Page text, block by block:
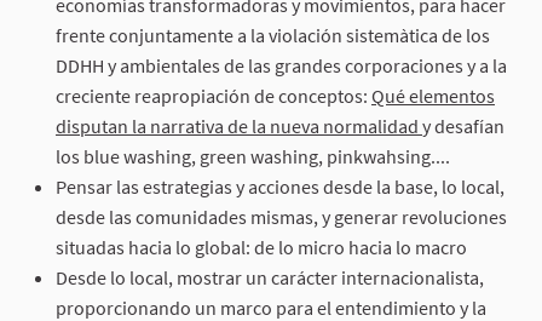
frente conjuntamente a la violación sistemàtica de los
DDHH y ambientales de las grandes corporaciones y a la
creciente reapropiación de conceptos: Qué elementos
disputan la narrativa de la nueva normalidad y desafían
los blue washing, green washing, pinkwahsing....
Pensar las estrategias y acciones desde la base, lo local,
desde las comunidades mismas, y generar revoluciones
situadas hacia lo global: de lo micro hacia lo macro
Desde lo local, mostrar un carácter internacionalista,
proporcionando un marco para el entendimiento y la